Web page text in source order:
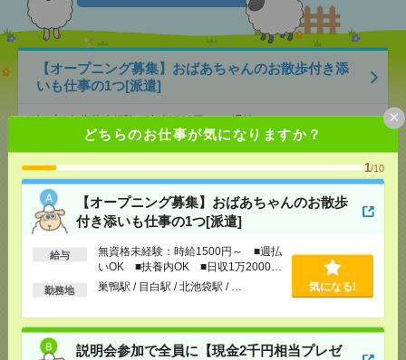
どちらのお仕事が気になりますか？
1/10
【オープニング募集】おばあちゃんのお散歩
付き添いも仕事の1つ[派遣]
給与
無資格未経験：時給1500円～ ■週払
いOK ■扶養内OK ■日収1万2000円
以上
勤務地 巣鴨駅 / 目白駅 / 北池袋駅 / … 気になる!
説明会参加で全員に【現金2千円相当プレゼ
×
【オープニング募集】おばあちゃんのお散歩付き添
いも仕事の1つ[派遣]
[給 与]無資格未経験：時給1500円～ ■週払い
OK ■扶養内OK ■日収1万2000円以上
[交通費]交通費全額支給
[勤務地]巣鴨駅/目白駅/北池袋駅/…
気になる！
説明会参加で全員に【現金2千円相当プレゼント】生
活のお手伝い[派遣]
無資格未経験：時給1500円～ ■週払い
OK ■扶養内OK ■日収1万2000円以上